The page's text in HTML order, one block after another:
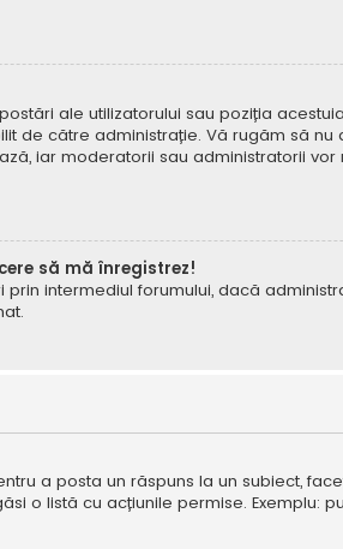
ale utilizatorului sau poziția
de către administrație. Vă rugăm să
iar moderatorii sau administratorii
să mă înregistrez!
intermediul forumului, dacă
a posta un răspuns la un subiect,
o listă cu acțiunile permise. Exemplu: